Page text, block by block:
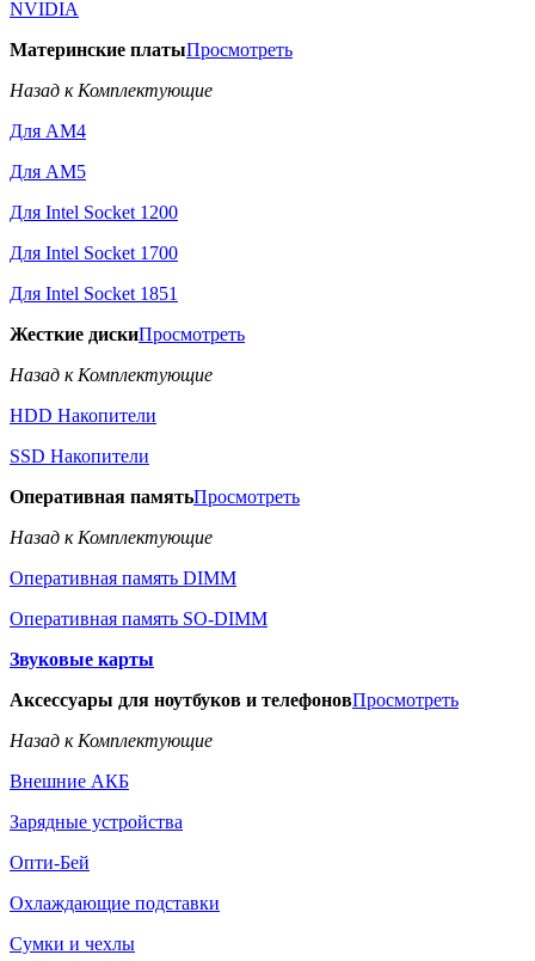
NVIDIA
Материнские платыПросмотреть
Назад к Комплектующие
Для AM4
Для AM5
Для Intel Socket 1200
Для Intel Socket 1700
Для Intel Socket 1851
Жесткие дискиПросмотреть
Назад к Комплектующие
HDD Накопители
SSD Накопители
Оперативная памятьПросмотреть
Назад к Комплектующие
Оперативная память DIMM
Оперативная память SO-DIMM
Звуковые карты
Аксессуары для ноутбуков и телефоновПросмотреть
Назад к Комплектующие
Внешние АКБ
Зарядные устройства
Опти-Бей
Охлаждающие подставки
Сумки и чехлы